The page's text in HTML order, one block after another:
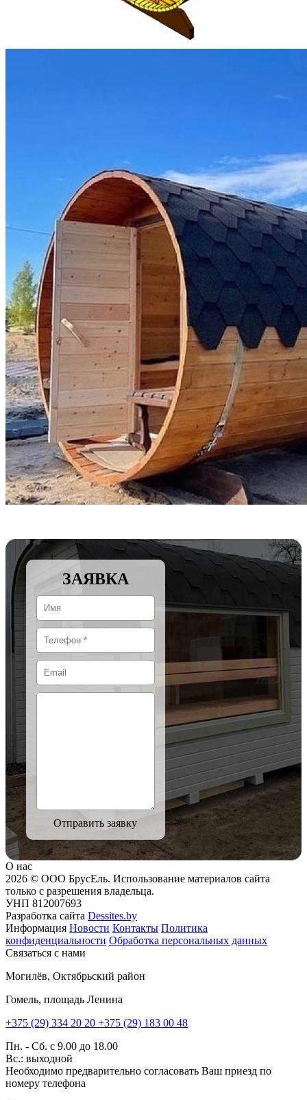
ЗАЯВКА
Отправить заявку
О нас
2026 © ООО БрусЕль. Использование материалов сайта
только с разрешения владельца.
УНП 812007693
Разработка сайта Dessites.by
Информация Новости Контакты Политика
конфиденциальности Обработка персональных данных
Связаться с нами
Могилёв, Октябрьский район
Гомель, площадь Ленина
+375 (29) 334 20 20 +375 (29) 183 00 48
Пн. - Сб. с 9.00 до 18.00
Вс.: выходной
Необходимо предварительно согласовать Ваш приезд по
номеру телефона